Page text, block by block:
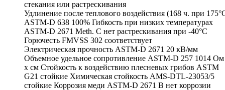
стекания или растрескивания
Удлинение после теплового воздействия (168 ч. при
ASTM-D 638 100% Гибкость при низких температурах
ASTM-D 2671 Meth. C нет растрескивания при -40°C
Горючесть FMVSS 302 соответствует
Электрическая прочность ASTM-D 2671 20 кВ/мм
Объемное удельное сопротивление ASTM-D 257 1014 Ом
x см Стойкость к воздействию плесневых грибов ASTM
G21 стойкие Химическая стойкость AMS-DTL-23053/5
стойкие Коррозия меди ASTM-D 2671 B нет коррозии